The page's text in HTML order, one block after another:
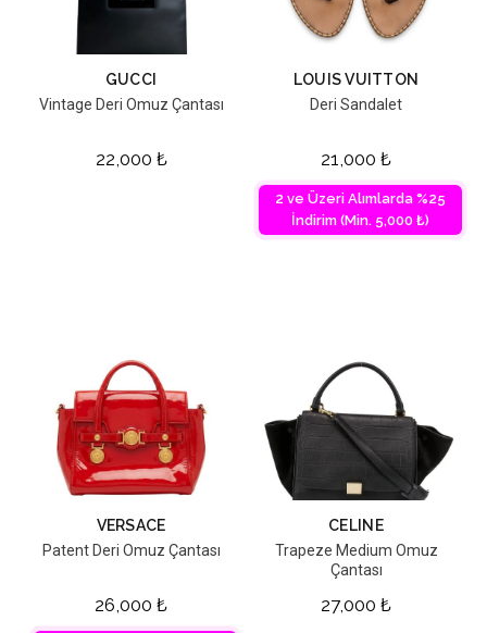
GUCCI
Vintage Deri Omuz Çantası
22,000 ₺
LOUIS VUITTON
Deri Sandalet
21,000 ₺
2 ve Üzeri Alımlarda %25
İndirim (Min. 5,000 ₺)
VERSACE
Patent Deri Omuz Çantası
26,000 ₺
CELINE
Trapeze Medium Omuz
Çantası
27,000 ₺